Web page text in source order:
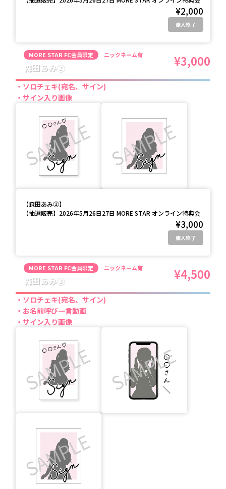
¥2,000
購入終了
MORE STAR FC会員限定 ニックネーム有
森田あみ② ¥3,000
ソロチェキ(宛名、サイン)
サイン入り画像
【森田あみ②】
【抽選販売】2026年5月26日27日 MORE STAR オンライン特典会
¥3,000
購入終了
MORE STAR FC会員限定 ニックネーム有
森田あみ③ ¥4,500
ソロチェキ(宛名、サイン)
お名前呼び一言動画
サイン入り画像